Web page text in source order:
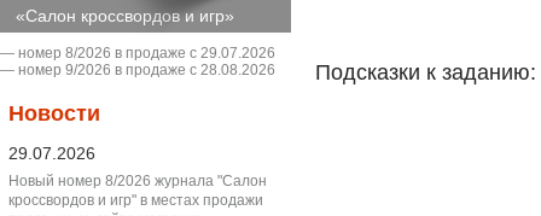
«Салон кроссвордов и игр»
― номер 8/2026 в продаже с 29.07.2026
― номер 9/2026 в продаже с 28.08.2026
Новости
29.07.2026
Новый номер 8/2026 журнала "Салон
кроссвордов и игр" в местах продажи
Подсказки к заданию: